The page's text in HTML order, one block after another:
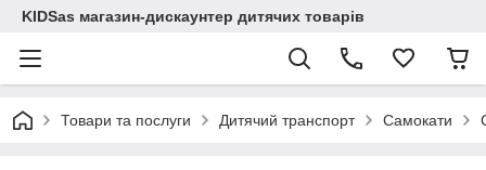
KIDSas магазин-дискаунтер дитячих товарів
Товари та послуги Дитячий транспорт Самокати